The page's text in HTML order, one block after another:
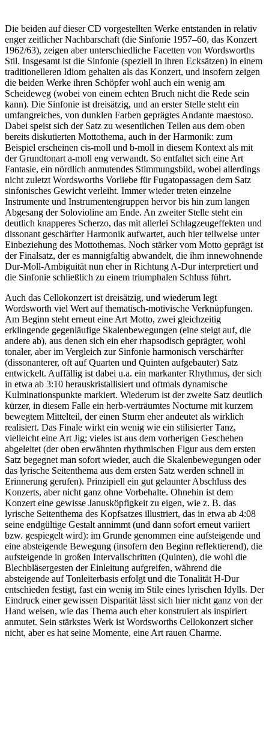
Die beiden auf dieser CD vorgestellten Werke entstanden in relativ
enger zeitlicher Nachbarschaft (die Sinfonie 1957–60, das Konzert
1962/63), zeigen aber unterschiedliche Facetten von Wordsworths
Stil. Insgesamt ist die Sinfonie (speziell in ihren Ecksätzen) in einem
traditionelleren Idiom gehalten als das Konzert, und insofern zeigen
die beiden Werke ihren Schöpfer wohl auch ein wenig am
Scheideweg (wobei von einem echten Bruch nicht die Rede sein
kann). Die Sinfonie ist dreisätzig, und an erster Stelle steht ein
umfangreiches, von dunklen Farben geprägtes Andante maestoso.
Dabei speist sich der Satz zu wesentlichen Teilen aus dem oben
bereits diskutierten Mottothema, auch in der Harmonik: zum
Beispiel erscheinen cis-moll und b-moll in diesem Kontext als mit
der Grundtonart a-moll eng verwandt. So entfaltet sich eine Art
Fantasie, ein nördlich anmutendes Stimmungsbild, wobei allerdings
nicht zuletzt Wordsworths Vorliebe für Fugatopassagen dem Satz
sinfonisches Gewicht verleiht. Immer wieder treten einzelne
Instrumente und Instrumentengruppen hervor bis hin zum langen
Abgesang der Solovioline am Ende. An zweiter Stelle steht ein
deutlich knapperes Scherzo, das mit allerlei Schlagzeugeffekten und
dissonant geschärfter Harmonik aufwartet, auch hier teilweise unter
Einbeziehung des Mottothemas. Noch stärker vom Motto geprägt ist
der Finalsatz, der es mannigfaltig abwandelt, die ihm innewohnende
Dur-Moll-Ambiguität nun eher in Richtung A-Dur interpretiert und
die Sinfonie schließlich zu einem triumphalen Schluss führt.
Auch das Cellokonzert ist dreisätzig, und wiederum legt
Wordsworth viel Wert auf thematisch-motivische Verknüpfungen.
Am Beginn steht erneut eine Art Motto, zwei gleichzeitig
erklingende gegenläufige Skalenbewegungen (eine steigt auf, die
andere ab), aus denen sich ein eher rhapsodisch geprägter, wohl
tonaler, aber im Vergleich zur Sinfonie harmonisch verschärfter
(dissonanterer, oft auf Quarten und Quinten aufgebauter) Satz
entwickelt. Auffällig ist dabei u.a. ein markanter Rhythmus, der sich
in etwa ab 3:10 herauskristallisiert und oftmals dynamische
Kulminationspunkte markiert. Wiederum ist der zweite Satz deutlich
kürzer, in diesem Falle ein herb-verträumtes Nocturne mit kurzem
bewegtem Mittelteil, der einen Sturm eher andeutet als wirklich
realisiert. Das Finale wirkt ein wenig wie ein stilisierter Tanz,
vielleicht eine Art Jig; vieles ist aus dem vorherigen Geschehen
abgeleitet (der oben erwähnten rhythmischen Figur aus dem ersten
Satz begegnet man sofort wieder, auch die Skalenbewegungen oder
das lyrische Seitenthema aus dem ersten Satz werden schnell in
Erinnerung gerufen). Prinzipiell ein gut gelaunter Abschluss des
Konzerts, aber nicht ganz ohne Vorbehalte. Ohnehin ist dem
Konzert eine gewisse Janusköpfigkeit zu eigen, wie z. B. das
lyrische Seitenthema des Kopfsatzes illustriert, das in etwa ab 4:08
seine endgültige Gestalt annimmt (und dann sofort erneut variiert
bzw. gespiegelt wird): im Grunde genommen eine aufsteigende und
eine absteigende Bewegung (insofern den Beginn reflektierend), die
aufsteigende in großen Intervallschritten (Quinten), die wohl die
Blechbläsergesten der Einleitung aufgreifen, während die
absteigende auf Tonleiterbasis erfolgt und die Tonalität H-Dur
entschieden festigt, fast ein wenig im Stile eines lyrischen Idylls. Der
Eindruck einer gewissen Disparität lässt sich hier nicht ganz von der
Hand weisen, wie das Thema auch eher konstruiert als inspiriert
anmutet. Sein stärkstes Werk ist Wordsworths Cellokonzert sicher
nicht, aber es hat seine Momente, eine Art rauen Charme.